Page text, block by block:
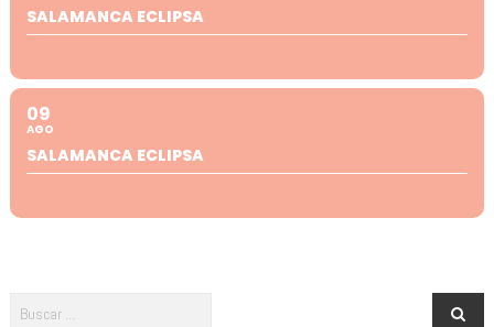
SALAMANCA ECLIPSA
09
AGO
SALAMANCA ECLIPSA